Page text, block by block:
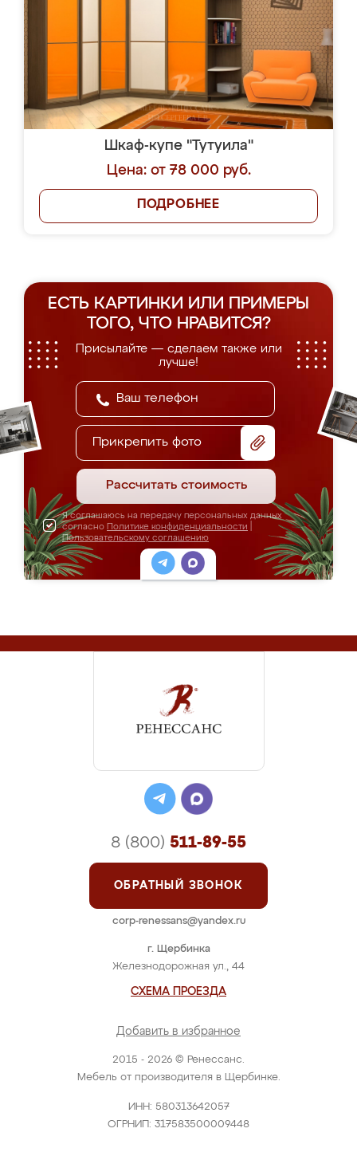
Шкаф-купе "Тутуила"
Цена: от 78 000 руб.
ПОДРОБНЕЕ
ЕСТЬ КАРТИНКИ ИЛИ ПРИМЕРЫ
ТОГО, ЧТО НРАВИТСЯ?
Присылайте — сделаем также или
лучше!
Прикрепить фото
Рассчитать стоимость
Я соглашаюсь на передачу персональных данных
согласно Политике конфиденциальности
Пользовательскому соглашению
2015 - 2026 © Ренессанс.
Мебель от производителя в Щербинке.
ИНН: 580313642057
ОГРНИП: 317583500009448
г. Щербинка
Железнодорожная ул., 44
СХЕМА ПРОЕЗДА
Добавить в избранное
8 (800) 511-89-55
ОБРАТНЫЙ ЗВОНОК
corp-renessans@yandex.ru